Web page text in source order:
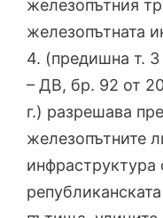
железопътния
железопътната
4. (предишна т.
– ДВ, бр. 92 от
г.) разрешава
железопътните
инфраструктура